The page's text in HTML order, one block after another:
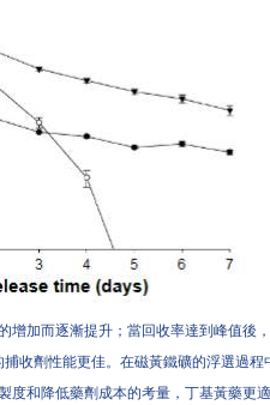
加而逐漸提升；當回收率達到峰值後
收劑性能更佳。在磁黃鐵礦的浮選過
和降低藥劑成本的考量，丁基黃藥更